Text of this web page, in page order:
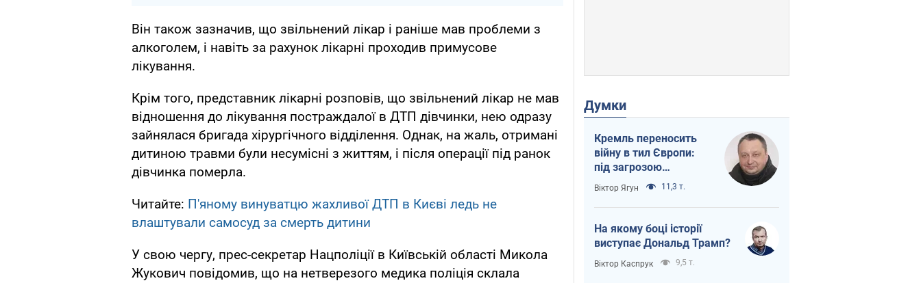
Він також зазначив, що звільнений лікар і раніше мав проблеми з
алкоголем, і навіть за рахунок лікарні проходив примусове
лікування.
Крім того, представник лікарні розповів, що звільнений лікар не мав
відношення до лікування постраждалої в ДТП дівчинки, нею одразу
зайнялася бригада хірургічного відділення. Однак, на жаль, отримані
дитиною травми були несумісні з життям, і після операції під ранок
дівчинка померла.
Читайте: П'яному винуватцю жахливої ДТП в Києві ледь не
влаштували самосуд за смерть дитини
У свою чергу, прес-секретар Нацполіції в Київській області Микола
Жукович повідомив, що на нетверезого медика поліція склала
Думки
Кремль переносить
війну в тил Європи:
під загрозою
критична логістика
Віктор Ягун 11,3 т.
На якому боці історії
виступає Дональд Трамп?
Віктор Каспрук 9,5 т.